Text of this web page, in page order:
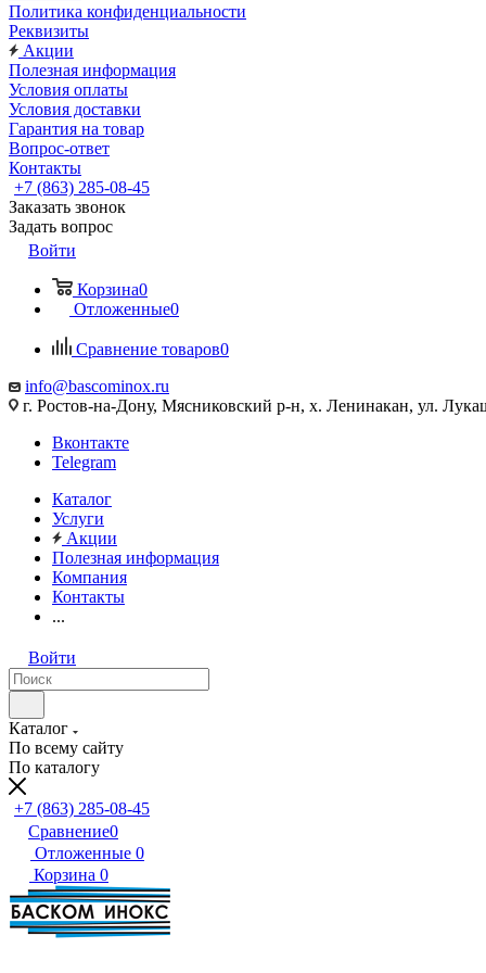
Политика конфиденциальности
Реквизиты
Акции
Полезная информация
Условия оплаты
Условия доставки
Гарантия на товар
Вопрос-ответ
Контакты
+7 (863) 285-08-45
Заказать звонок
Задать вопрос
Войти
Корзина0
Отложенные0
Сравнение товаров0
info@bascominox.ru
г. Ростов-на-Дону, Мясниковский р-н, х. Ленинакан, ул.
Вконтакте
Telegram
Каталог
Услуги
Акции
Полезная информация
Компания
Контакты
...
Войти
Каталог
По всему сайту
По каталогу
+7 (863) 285-08-45
Сравнение0
Отложенные 0
Корзина 0